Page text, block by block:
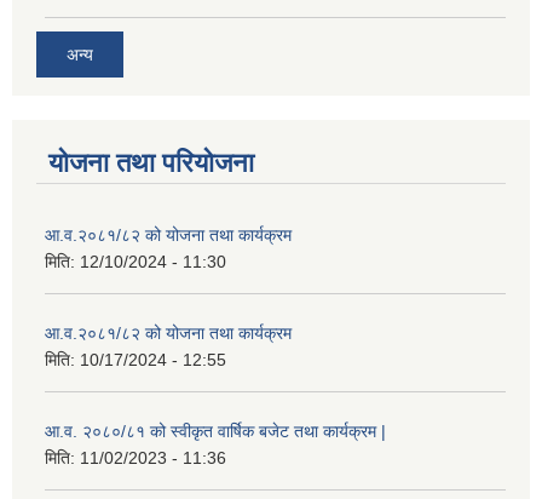
अन्य
योजना तथा परियोजना
आ.व.२०८१/८२ को योजना तथा कार्यक्रम
मिति: 12/10/2024 - 11:30
आ.व.२०८१/८२ को योजना तथा कार्यक्रम
मिति: 10/17/2024 - 12:55
आ.व. २०८०/८१ को स्वीकृत वार्षिक बजेट तथा कार्यक्रम |
मिति: 11/02/2023 - 11:36